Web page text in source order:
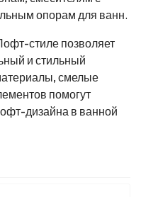
опорам для ванн.
стиле позволяет
и стильный
смелые
помогут
дизайна в ванной